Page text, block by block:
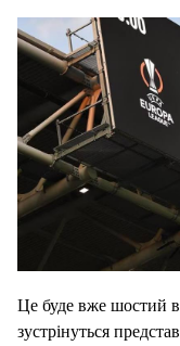
Це буде вже шостий в
зустрінуться